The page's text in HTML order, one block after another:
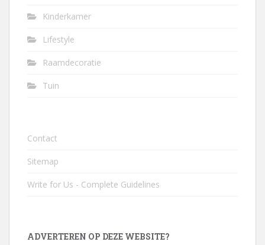
Kinderkamer
Lifestyle
Raamdecoratie
Tuin
Contact
Sitemap
Write for Us - Complete Guidelines
ADVERTEREN OP DEZE WEBSITE?